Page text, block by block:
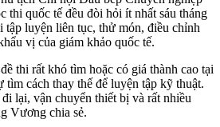
thi quốc tế đều đòi hỏi ít nhất sáu tháng
tập luyện liên tục, thử món, điều chỉnh
vị của giám khảo quốc tế.
thi rất khó tìm hoặc có giá thành cao tại
tìm cách thay thế để luyện tập kỹ thuật.
lại, vận chuyển thiết bị và rất nhiều
Vương chia sẻ.